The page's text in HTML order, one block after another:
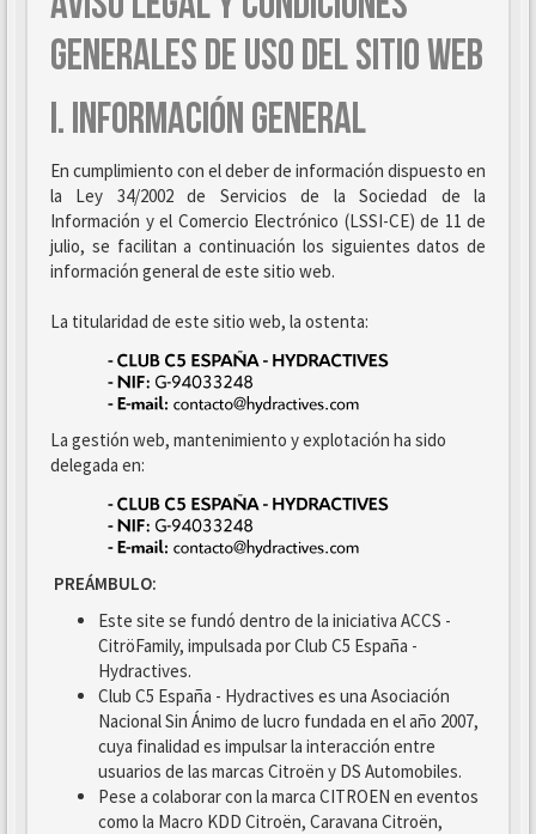
GENERALES DE USO DEL SITIO WEB
I. INFORMACIÓN GENERAL
En cumplimiento con el deber de información dispuesto en
la Ley 34/2002 de Servicios de la Sociedad de la
Información y el Comercio Electrónico (LSSI-CE) de 11 de
julio, se facilitan a continuación los siguientes datos de
información general de este sitio web.
La titularidad de este sitio web, la ostenta:
La gestión web, mantenimiento y explotación ha sido
delegada en:
PREÁMBULO:
Este site se fundó dentro de la iniciativa ACCS -
CitröFamily, impulsada por Club C5 España -
Hydractives.
Club C5 España - Hydractives es una Asociación
Nacional Sin Ánimo de lucro fundada en el año 2007,
cuya finalidad es impulsar la interacción entre
usuarios de las marcas Citroën y DS Automobiles.
Pese a colaborar con la marca CITROEN en eventos
como la Macro KDD Citroën, Caravana Citroën,